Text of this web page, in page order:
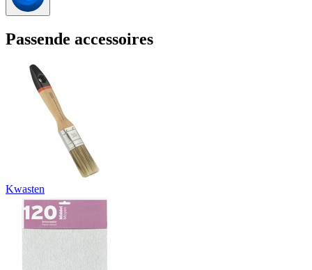
Passende accessoires
Kwasten